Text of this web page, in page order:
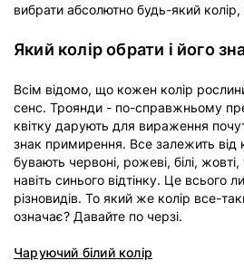
вибрати абсолютно будь-який колір,
Який колір обрати і його
Всім відомо, що кожен колір
сенс. Троянди - по-справжньому
квітку дарують для вираження
знак примирення. Все залежить від
бувають червоні, рожеві, білі,
навіть синього відтінку. Це всього
різновидів. То який же колір все-
означає? Давайте по черзі.
Чаруючий білий колір